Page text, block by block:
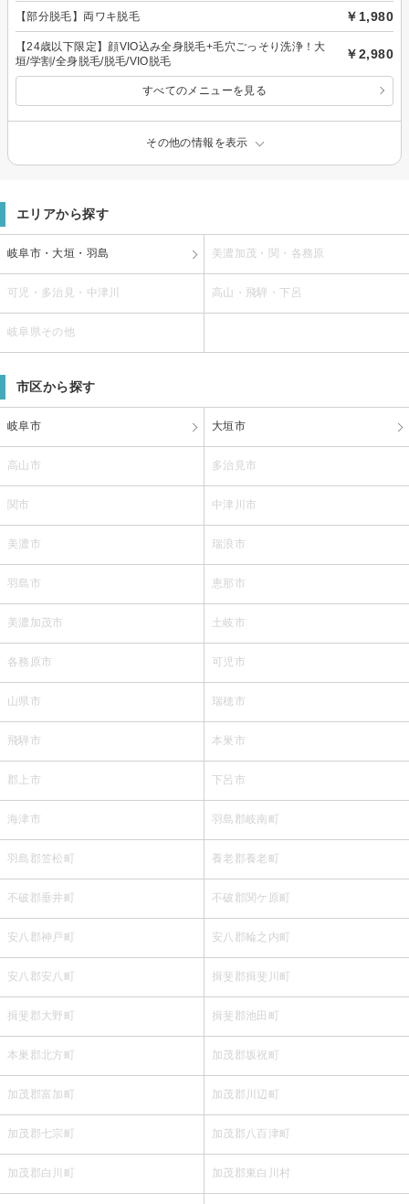
【部分脱毛】両ワキ脱毛 ￥1,980
【24歳以下限定】顔VIO込み全身脱毛+毛穴ごっそり洗浄！大
垣/学割/全身脱毛/脱毛/VIO脱毛
￥2,980
すべてのメニューを見る
その他の情報を表示
エリアから探す
岐阜市・大垣・羽島 美濃加茂・関・各務原
可児・多治見・中津川 高山・飛騨・下呂
岐阜県その他
市区から探す
岐阜市 大垣市
高山市 多治見市
関市 中津川市
美濃市 瑞浪市
羽島市 恵那市
美濃加茂市 土岐市
各務原市 可児市
山県市 瑞穂市
飛騨市 本巣市
郡上市 下呂市
海津市 羽島郡岐南町
羽島郡笠松町 養老郡養老町
不破郡垂井町 不破郡関ケ原町
安八郡神戸町 安八郡輪之内町
安八郡安八町 揖斐郡揖斐川町
揖斐郡大野町 揖斐郡池田町
本巣郡北方町 加茂郡坂祝町
加茂郡富加町 加茂郡川辺町
加茂郡七宗町 加茂郡八百津町
加茂郡白川町 加茂郡東白川村